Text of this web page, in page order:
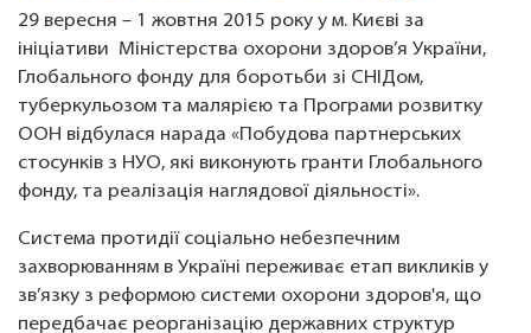
29 вересня – 1 жовтня 2015 року у м. Києві за
ініціативи Міністерства охорони здоров’я України,
Глобального фонду для боротьби зі СНІДом,
туберкульозом та малярією та Програми розвитку
ООН відбулася нарада «Побудова партнерських
стосунків з НУО, які виконують гранти Глобального
фонду, та реалізація наглядової діяльності».
Система протидії соціально небезпечним
захворюванням в Україні переживає етап викликів у
зв’язку з реформою системи охорони здоров'я, що
передбачає реорганізацію державних структур